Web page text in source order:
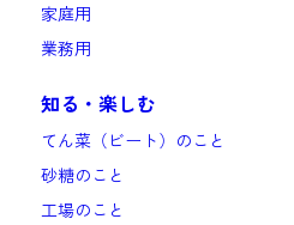
家庭用
業務用
知る・楽しむ
てん菜（ビート）のこと
砂糖のこと
工場のこと